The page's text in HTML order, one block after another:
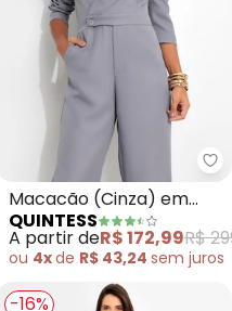
- Macacão (Azul
Macacão (Cinza) em
Alfaiataria
QUINTESS
A partir deR$ 172,99R$
ou 4xde R$ 43,24 sem juros
-16%